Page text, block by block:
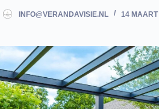
INFO@VERANDAVISIE.NL 14